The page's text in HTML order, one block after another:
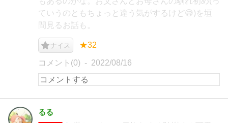
ていうのともちょっと違う気がするけど😅)を垣
間見るお話も。
ナイス ★32
コメント(0) 2022/08/16
るる